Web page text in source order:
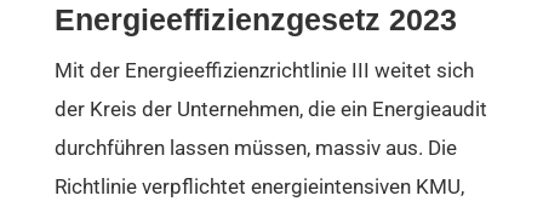
Energieeffizienzgesetz 2023
Mit der Energieeffizienzrichtlinie III weitet sich
der Kreis der Unternehmen, die ein Energieaudit
durchführen lassen müssen, massiv aus. Die
Richtlinie verpflichtet energieintensiven KMU,